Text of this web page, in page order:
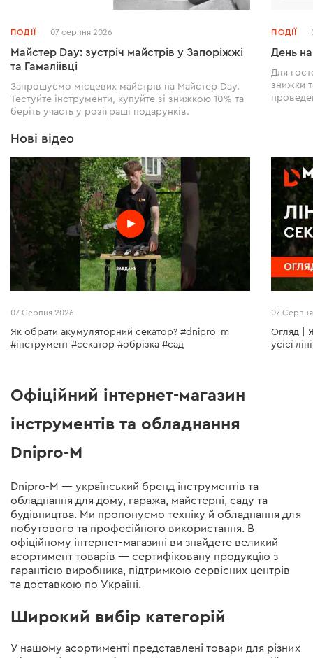
49999
ПОДІЇ 07 серпня 2026
Майстер Day: зустріч майстрів у Запоріжжі
та Гамаліївці
Запрошуємо місцевих майстрів на Майстер Day.
Тестуйте інструменти, купуйте зі знижкою 10% та
беріть участь у розіграші подарунків.
ПОДІЇ
День
Для
знижки
Нові відео
07 Серпня 2026
Як обрати акумуляторний секатор? #dnipro_m
#інструмент #секатор #обрізка #сад
07
Огляд |
усієї
Офіційний інтернет-магазин
інструментів та обладнання
Dnipro-M
Dnipro-M — український бренд інструментів та
обладнання для дому, гаража, майстерні, саду та
будівництва. Ми пропонуємо техніку й обладнання для
побутового та професійного використання. В
офіційному інтернет-магазині ви знайдете великий
асортимент товарів — сертифіковану продукцію з
гарантією виробника, підтримкою сервісних центрів
та доставкою по Україні.
Широкий вибір категорій
У нашому асортименті представлені товари для різних